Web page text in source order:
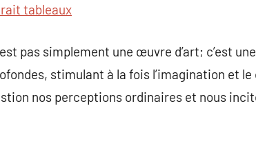
tableaux
pas simplement une œuvre d’art; c’est
stimulant à la fois l’imagination et le
nos perceptions ordinaires et nous